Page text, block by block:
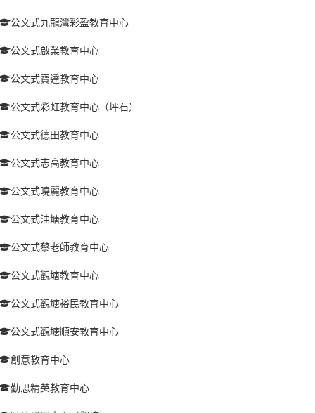
公文式九龍灣彩盈教育中心
公文式啟業教育中心
公文式寶達教育中心
公文式彩虹教育中心（坪石）
公文式德田教育中心
公文式志高教育中心
公文式曉麗教育中心
公文式油塘教育中心
公文式蔡老師教育中心
公文式觀塘教育中心
公文式觀塘裕民教育中心
公文式觀塘順安教育中心
創意教育中心
勤思精英教育中心